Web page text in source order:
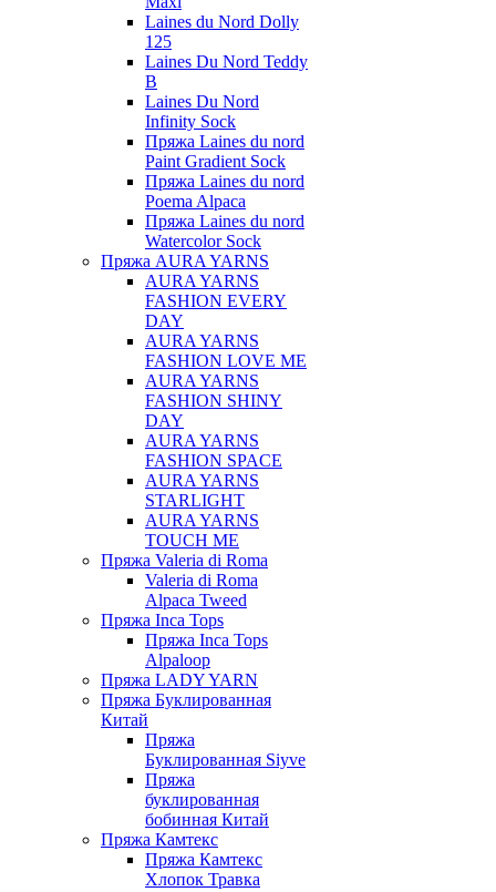
Laines du Nord Dolly
125
Laines Du Nord Teddy
B
Laines Du Nord
Infinity Sock
Пряжа Laines du nord
Paint Gradient Sock
Пряжа Laines du nord
Poema Alpaca
Пряжа Laines du nord
Watercolor Sock
Пряжа AURA YARNS
AURA YARNS
FASHION EVERY
DAY
AURA YARNS
FASHION LOVE ME
AURA YARNS
FASHION SHINY
DAY
AURA YARNS
FASHION SPACE
AURA YARNS
STARLIGHT
AURA YARNS
TOUCH ME
Пряжа Valeria di Roma
Valeria di Roma
Alpaca Tweed
Пряжа Inca Tops
Пряжа Inca Tops
Alpaloop
Пряжа LADY YARN
Пряжа Буклированная
Китай
Пряжа
Буклированная Siyve
Пряжа
буклированная
бобинная Китай
Пряжа Камтекс
Пряжа Камтекс
Хлопок Травка